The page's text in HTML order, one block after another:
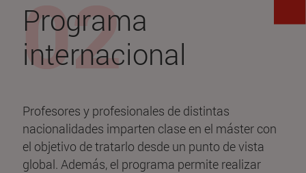
Programa
internacional
Profesores y profesionales de distintas
nacionalidades imparten clase en el máster con
el objetivo de tratarlo desde un punto de vista
global. Además, el programa permite realizar